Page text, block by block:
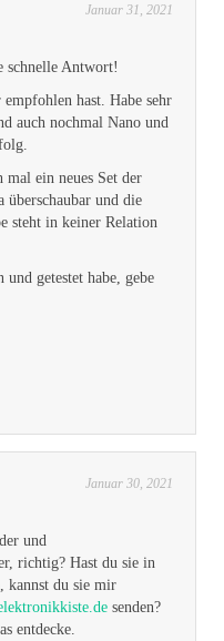
Januar 31, 2021
schnelle Antwort!
hast. Habe sehr
auch nochmal Nano und
ein neues Set der
und die
steht in keiner Relation
getestet habe, gebe
Januar 30, 2021
und
richtig? Hast du sie in
kannst du sie mir
senden?
entdecke.